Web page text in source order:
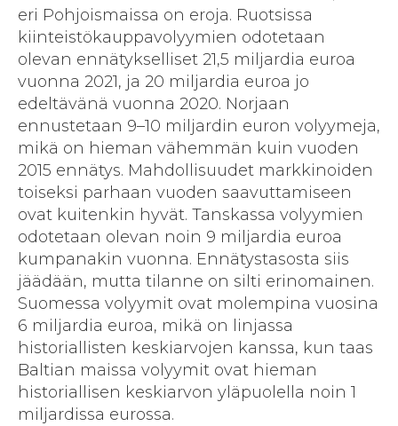
eri Pohjoismaissa on eroja. Ruotsissa
kiinteistökauppavolyymien odotetaan
olevan ennätykselliset 21,5 miljardia euroa
vuonna 2021, ja 20 miljardia euroa jo
edeltävänä vuonna 2020. Norjaan
ennustetaan 9–10 miljardin euron volyymeja,
mikä on hieman vähemmän kuin vuoden
2015 ennätys. Mahdollisuudet markkinoiden
toiseksi parhaan vuoden saavuttamiseen
ovat kuitenkin hyvät. Tanskassa volyymien
odotetaan olevan noin 9 miljardia euroa
kumpanakin vuonna. Ennätystasosta siis
jäädään, mutta tilanne on silti erinomainen.
Suomessa volyymit ovat molempina vuosina
6 miljardia euroa, mikä on linjassa
historiallisten keskiarvojen kanssa, kun taas
Baltian maissa volyymit ovat hieman
historiallisen keskiarvon yläpuolella noin 1
miljardissa eurossa.